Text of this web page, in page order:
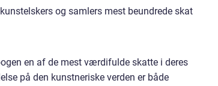
og samlers mest beundrede skat
en af de mest værdifulde skatte i deres
på den kunstneriske verden er både